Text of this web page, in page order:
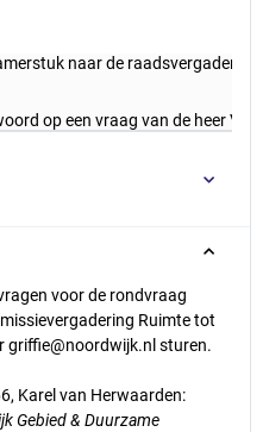
naar de raadsvergadering
op een vraag van de heer Van
voor de rondvraag
Ruimte tot
griffie@noordwijk.nl sturen.
Karel van Herwaarden:
Gebied & Duurzame